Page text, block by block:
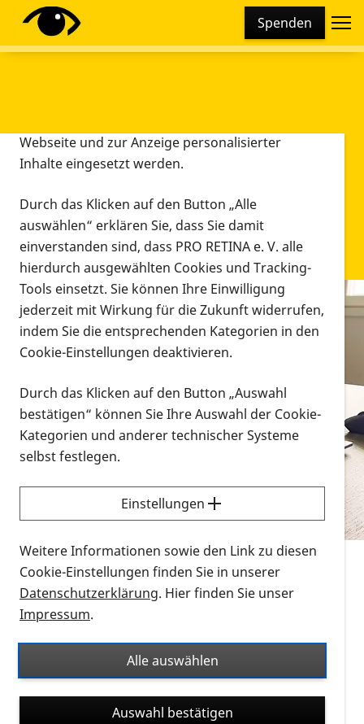
Spenden
Infomaterial
Infomaterial
Vorlesen
Alle Infomaterialien in verschiedenen
Formaten an einem Ort
Sie möchten wissen, wie Sie nach Infonmaterial
suchen und dieses bestellen bzw. herunterladen
können? Schauen Sie sich dieErklärvideos zum
Thema Infomaterial auf der PRO RETINA-Website
für blinde und sehbehinderte Menschen an.
Auf dieser Seite finden Sie sämtliches Infomaterial
Ort. Nutzen Sie den Formatfilter, um ausschließlich
nach Flyern und Broschüren, Audios oder Videos zu
suchen. Die meisten Flyer und Broschüren werden in
verschiedenen Formaten angeboten: zur
Diese Webseite setzt verschiedene Cookies und
Tracking-Tools ein. Dies beinhaltet Cookies und
Webseite und zur Anzeige personalisierter
Inhalte eingesetzt werden.
Durch das Klicken auf den Button „Alle
auswählen“ erklären Sie, dass Sie damit
einverstanden sind, dass PRO RETINA e. V. alle
hierdurch ausgewählten Cookies und Tracking-
Tools einsetzt. Sie können Ihre Einwilligung
jederzeit mit Wirkung für die Zukunft widerrufen,
indem Sie die entsprechenden Kategorien in den
Cookie-Einstellungen deaktivieren.
Durch das Klicken auf den Button „Auswahl
bestätigen“ können Sie Ihre Auswahl der Cookie-
Kategorien und anderer technischer Systeme
selbst festlegen.
Einstellungen
Weitere Informationen sowie den Link zu diesen
Cookie-Einstellungen finden Sie in unserer
Datenschutzerklärung. Hier finden Sie unser
Impressum.
Alle auswählen
Auswahl bestätigen